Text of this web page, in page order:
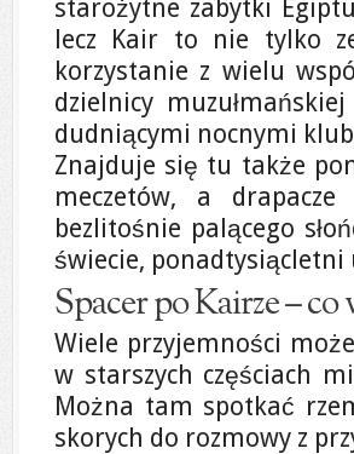
starożytne zabytki
lecz Kair to nie tylko
korzystanie z wielu
dzielnicy
dudniącymi nocnymi
Znajduje się tu także
meczetów, a
bezlitośnie palącego
świecie,
Spacer po Kairze – co
Wiele przyjemności
w starszych częściach
Można tam spotkać
skorych do rozmowy z